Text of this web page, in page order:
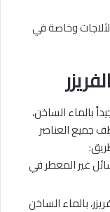
وخاصة في
بالماء الساخن،
جميع العناصر
غير المعطر في
بالماء الساخن